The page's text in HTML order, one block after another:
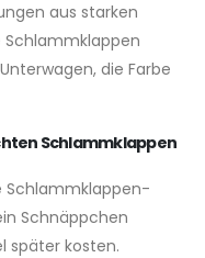
aus starken
Schlammklappen
die Farbe
Schlammklappen
Schnäppchen
später kosten.